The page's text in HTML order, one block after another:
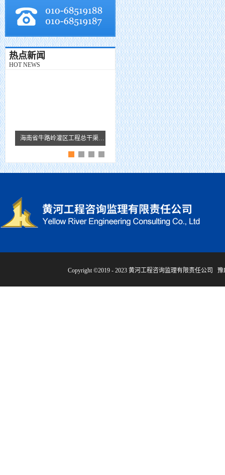
热点新闻
HOT NEWS
海南省牛路岭灌区工程总干渠1#隧洞无压段提前5个月贯通 黄河监理故事 · 王芹
Copyright ©2019 - 2023 黄河工程咨询监理有限责任公司 豫